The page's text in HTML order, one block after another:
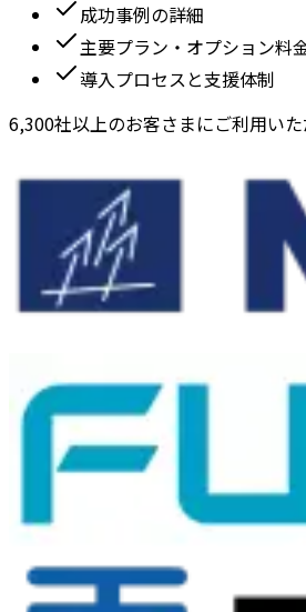
成功事例の詳細
主要プラン・オプション料
導入プロセスと支援体制
6,300社以上のお客さまにご利用いた